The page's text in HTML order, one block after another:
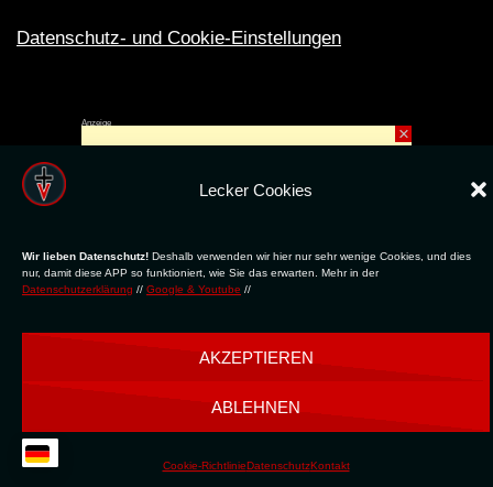
Lecker Cookies
Wir lieben Datenschutz! Deshalb verwenden wir hier nur sehr wenige Cookies, und dies
nur, damit diese APP so funktioniert, wie Sie das erwarten. Mehr in der
Datenschutzerklärung // Google & Youtube //
AKZEPTIEREN
ABLEHNEN
Cookie-RichtlinieDatenschutzKontakt
Datenschutz- und Cookie-Einstellungen
Anzeige
×